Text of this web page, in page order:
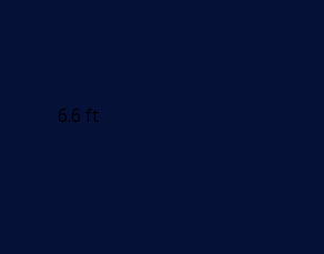
6.6 ft